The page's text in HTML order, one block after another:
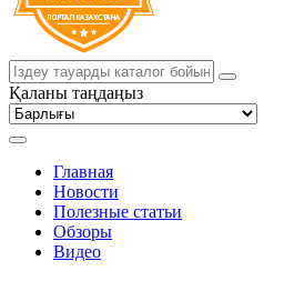
Қаланы таңдаңыз
Главная
Новости
Полезные статьи
Обзоры
Видео